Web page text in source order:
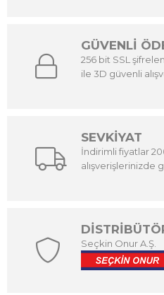
GÜVENLİ
256 bit SSL
ile 3D güvenli
SEVKİYAT
İndirimli fiyatlar
alışverişlerinizde
Seçkin Onur A.Ş.